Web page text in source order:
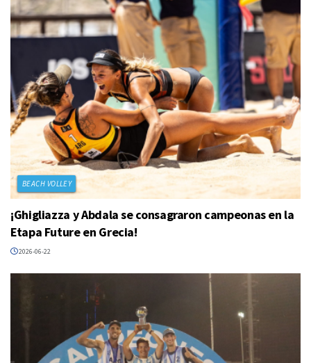
BEACH VOLLEY
¡Ghigliazza y Abdala se consagraron campeonas en la
Etapa Future en Grecia!
2026-06-22